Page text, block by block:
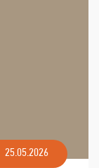
25.05.2026